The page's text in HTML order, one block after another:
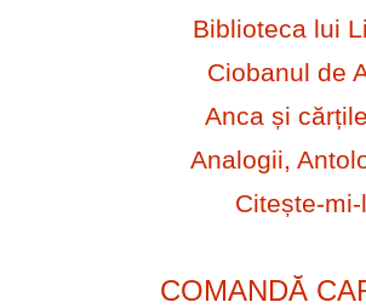
Biblioteca lui
Ciobanul de
Anca și
Analogii,
Citește-
COMANDĂ